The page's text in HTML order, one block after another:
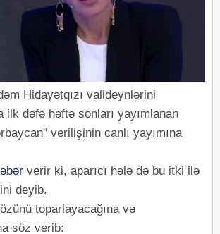
Hidayətqızı valideynlərini
ilk dəfə həftə sonları yayımlanan
verilişinin canlı yayımına
verir ki, aparıcı hələ də bu itki ilə
deyib.
toparlayacağına və
söz verib: